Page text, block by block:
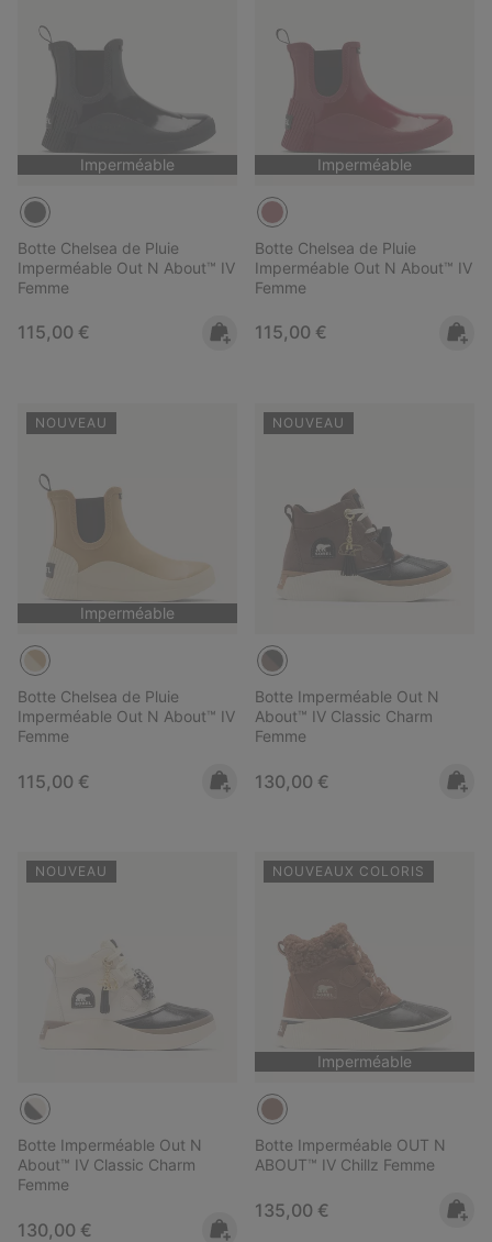
Imperméable
Botte Chelsea de Pluie
Imperméable Out N About™ IV
Femme
Regular price:
115,00 €
Imperméable
Botte Chelsea de Pluie
Imperméable Out N About™ IV
Femme
Regular price:
115,00 €
NOUVEAU
Imperméable
Botte Chelsea de Pluie
Imperméable Out N About™ IV
Femme
Regular price:
115,00 €
NOUVEAU
Botte Imperméable Out N
About™ IV Classic Charm
Femme
Regular price:
130,00 €
NOUVEAU
Botte Imperméable Out N
About™ IV Classic Charm
Femme
Regular price:
130,00 €
NOUVEAUX COLORIS
Imperméable
Botte Imperméable OUT N
ABOUT™ IV Chillz Femme
Regular price:
135,00 €